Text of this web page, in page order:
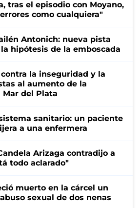
tras el episodio con Moyano,
como cualquiera"
Antonich: nueva pista
hipótesis de la emboscada
la inseguridad y la
al aumento de la
del Plata
sanitario: un paciente
a una enfermera
Arizaga contradijo a
todo aclarado"
muerto en la cárcel un
sexual de dos nenas